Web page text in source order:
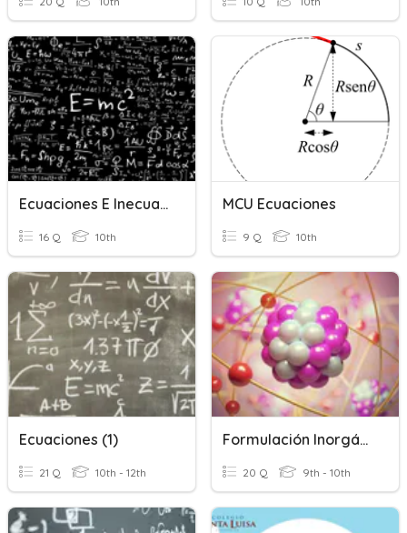
Ecuaciones E Inecuaciones
16 Q 10th
MCU Ecuaciones
9 Q 10th
Ecuaciones (1)
21 Q 10th - 12th
Formulación Inorgánica. Escribir La Ecuación Química
20 Q 9th - 10th